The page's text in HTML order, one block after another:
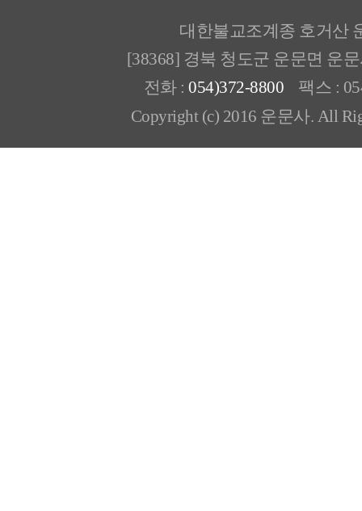
대한불교조계종 호거산
[38368] 경북 청도군 운문면 운
전화 : 054)372-8800 팩스 :
Copyright (c) 2016 운문사. All